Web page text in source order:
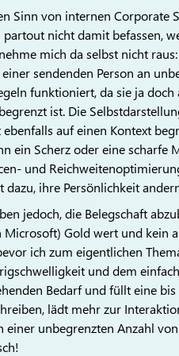
Sinn von internen Corporate
nicht damit befassen,
mich da selbst nicht
sendenden Person an
funktioniert, da sie ja
ist. Die
ebenfalls auf einen Kontext
ein Scherz oder eine
und
dazu, ihre Persönlichkeit
jedoch, die Belegschaft
Gold wert und kein
ich zum eigentlichen
und dem
Bedarf und füllt eine
lädt mehr zur
einer unbegrenzten Anzahl